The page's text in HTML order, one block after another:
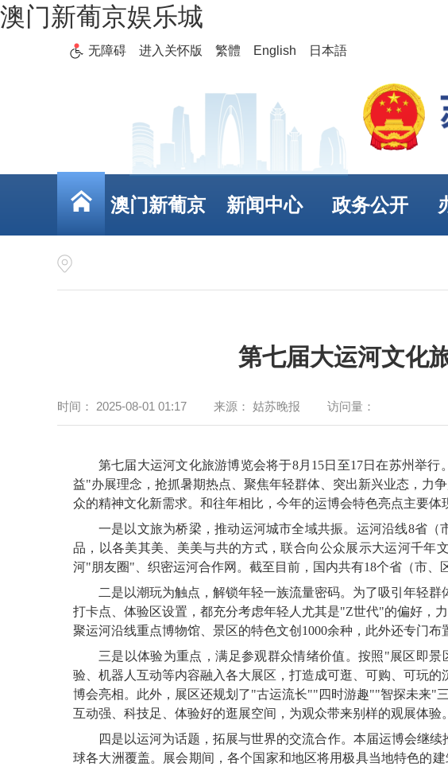
澳门新葡京娱乐城
无障碍 进入关怀版 繁體 English 日本語
澳门新葡京 新闻中心 政务公开
第七届大运河文化
时间： 2025-08-01 01:17 来源： 姑苏晚报 访问量：
第七届大运河文化旅游博览会将于8月15日至17日在苏州举
益"办展理念，抢抓暑期热点、聚焦年轻群体、突出新兴业态，力
众的精神文化新需求。和往年相比，今年的运博会特色亮点主要体
一是以文旅为桥梁，推动运河城市全域共振。运河沿线8省
品，以各美其美、美美与共的方式，联合向公众展示大运河千年
河"朋友圈"、织密运河合作网。截至目前，国内共有18个省（市、
二是以潮玩为触点，解锁年轻一族流量密码。为了吸引年轻
打卡点、体验区设置，都充分考虑年轻人尤其是"Z世代"的偏好，
聚运河沿线重点博物馆、景区的特色文创1000余种，此外还专门布
三是以体验为重点，满足参观群众情绪价值。按照"展区即
验、机器人互动等内容融入各大展区，打造成可逛、可购、可玩
博会亮相。此外，展区还规划了"古运流长""四时游趣""智探未来"
互动强、科技足、体验好的逛展空间，为观众带来别样的观展体验。
四是以运河为话题，拓展与世界的交流合作。本届运博会继
球各大洲覆盖。展会期间，各个国家和地区将用极具当地特色的